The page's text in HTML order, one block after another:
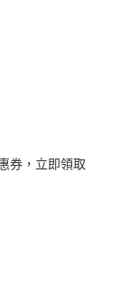
券，立即領取